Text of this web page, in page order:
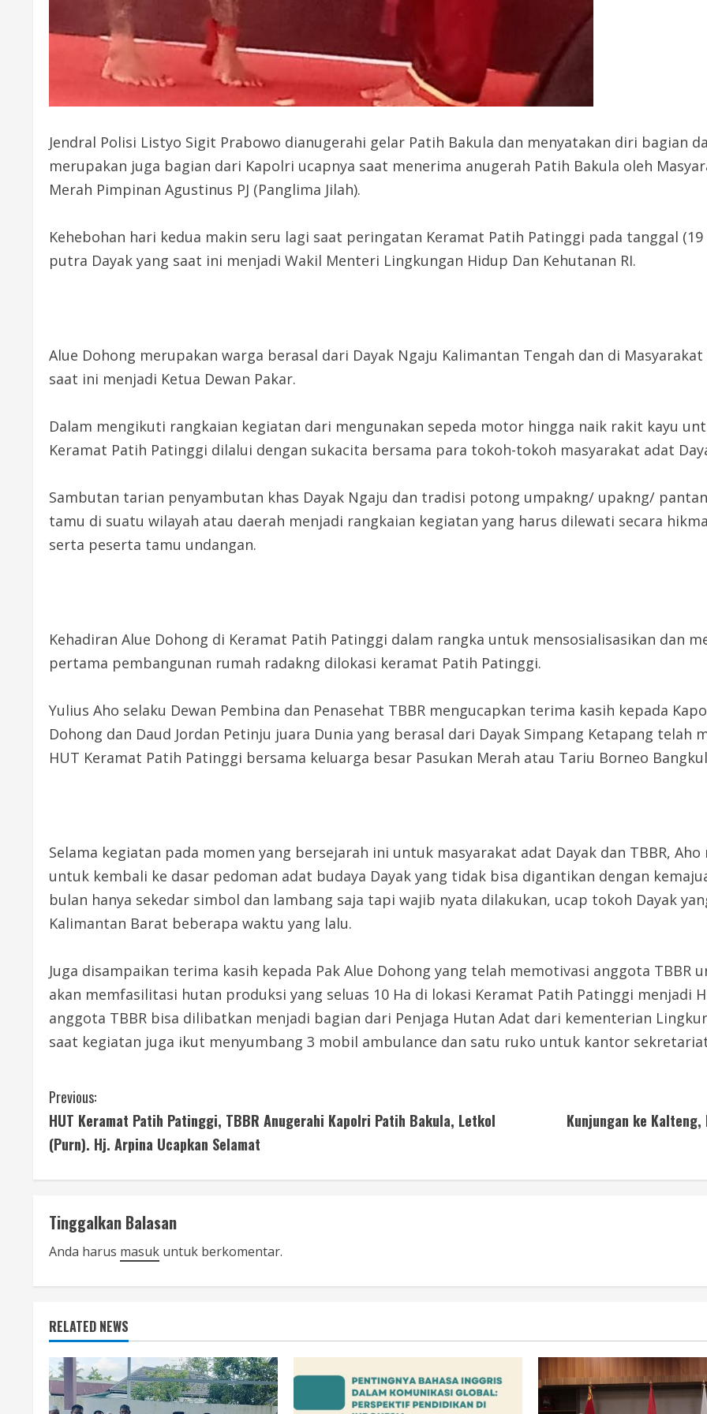
Jendral Polisi Listyo Sigit Prabowo dianugerahi gelar Patih Bakula dan menyatakan diri bagian
merupakan juga bagian dari Kapolri ucapnya saat menerima anugerah Patih Bakula oleh
Merah Pimpinan Agustinus PJ (Panglima Jilah).
Kehebohan hari kedua makin seru lagi saat peringatan Keramat Patih Patinggi pada tanggal
putra Dayak yang saat ini menjadi Wakil Menteri Lingkungan Hidup Dan Kehutanan RI.
Alue Dohong merupakan warga berasal dari Dayak Ngaju Kalimantan Tengah dan di Masyarakat
saat ini menjadi Ketua Dewan Pakar.
Dalam mengikuti rangkaian kegiatan dari mengunakan sepeda motor hingga naik rakit kayu
Keramat Patih Patinggi dilalui dengan sukacita bersama para tokoh-tokoh masyarakat adat
Sambutan tarian penyambutan khas Dayak Ngaju dan tradisi potong umpakng/ upakng/
tamu di suatu wilayah atau daerah menjadi rangkaian kegiatan yang harus dilewati secara
serta peserta tamu undangan.
Kehadiran Alue Dohong di Keramat Patih Patinggi dalam rangka untuk mensosialisasikan dan
pertama pembangunan rumah radakng dilokasi keramat Patih Patinggi.
Yulius Aho selaku Dewan Pembina dan Penasehat TBBR mengucapkan terima kasih kepada
Dohong dan Daud Jordan Petinju juara Dunia yang berasal dari Dayak Simpang Ketapang
HUT Keramat Patih Patinggi bersama keluarga besar Pasukan Merah atau Tariu Borneo
Selama kegiatan pada momen yang bersejarah ini untuk masyarakat adat Dayak dan TBBR,
untuk kembali ke dasar pedoman adat budaya Dayak yang tidak bisa digantikan dengan
bulan hanya sekedar simbol dan lambang saja tapi wajib nyata dilakukan, ucap tokoh Dayak
Kalimantan Barat beberapa waktu yang lalu.
Juga disampaikan terima kasih kepada Pak Alue Dohong yang telah memotivasi anggota TBBR
akan memfasilitasi hutan produksi yang seluas 10 Ha di lokasi Keramat Patih Patinggi menjadi
anggota TBBR bisa dilibatkan menjadi bagian dari Penjaga Hutan Adat dari kementerian
saat kegiatan juga ikut menyumbang 3 mobil ambulance dan satu ruko untuk kantor sekretariat
C
o
i
n
u
e
R
e
Previous:
HUT Keramat Patih Patinggi, TBBR Anugerahi Kapolri Patih Bakula, Letkol
(Purn). Hj. Arpina Ucapkan Selamat
Kunjungan ke Kalteng,
Tinggalkan Balasan
Anda harus masuk untuk berkomentar.
RELATED NEWS